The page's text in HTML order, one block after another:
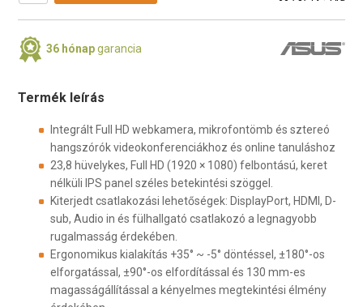
36 hónapgarancia
Termék leírás
Integrált Full HD webkamera, mikrofontömb és sztereó
hangszórók videokonferenciákhoz és online tanuláshoz
23,8 hüvelykes, Full HD (1920 × 1080) felbontású, keret
nélküli IPS panel széles betekintési szöggel.
Kiterjedt csatlakozási lehetőségek: DisplayPort, HDMI, D-
sub, Audio in és fülhallgató csatlakozó a legnagyobb
rugalmasság érdekében.
Ergonomikus kialakítás +35° ~ -5° döntéssel, ±180°-os
elforgatással, ±90°-os elfordítással és 130 mm-es
magasságállítással a kényelmes megtekintési élmény